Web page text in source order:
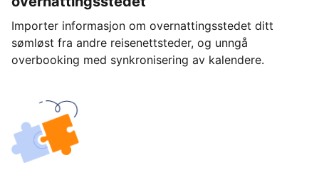
Importer informasjon om overnattingsstedet ditt
sømløst fra andre reisenettsteder, og unngå
overbooking med synkronisering av kalendere.